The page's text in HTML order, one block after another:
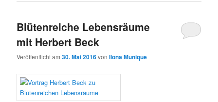
Blütenreiche Lebensräume
mit Herbert Beck
Veröffentlicht am30. Mai 2016vonIlona Munique